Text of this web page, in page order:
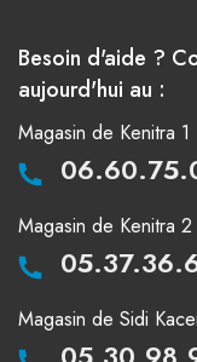
Besoin d'aide ?
aujourd'hui au :
Magasin de Kenitra
Magasin de Kenitra
Magasin de Sidi